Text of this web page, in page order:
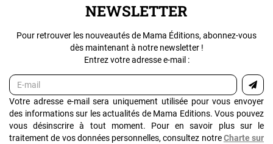
NEWSLETTER
Pour retrouver les nouveautés de Mama Éditions, abonnez-vous
dès maintenant à notre newsletter !
Entrez votre adresse e-mail :
Votre adresse e-mail sera uniquement utilisée pour vous envoyer
des informations sur les actualités de Mama Editions. Vous pouvez
vous désinscrire à tout moment. Pour en savoir plus sur le
traitement de vos données personnelles, consultez notre Charte sur